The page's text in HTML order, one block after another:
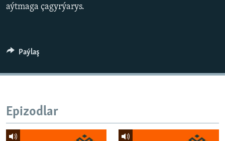
aýtmaga çagyrýarys.
Paýlaş
Epizodlar